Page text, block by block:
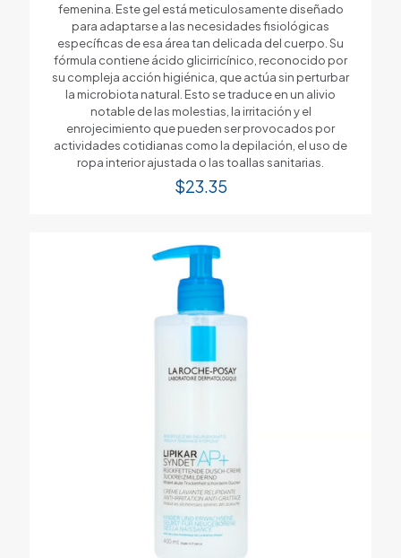
femenina. Este gel está meticulosamente diseñado
para adaptarse a las necesidades fisiológicas
específicas de esa área tan delicada del cuerpo. Su
fórmula contiene ácido glicirricínico, reconocido por
su compleja acción higiénica, que actúa sin perturbar
la microbiota natural. Esto se traduce en un alivio
notable de las molestias, la irritación y el
enrojecimiento que pueden ser provocados por
actividades cotidianas como la depilación, el uso de
ropa interior ajustada o las toallas sanitarias.
$23.35